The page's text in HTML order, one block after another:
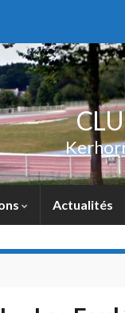
Actualités